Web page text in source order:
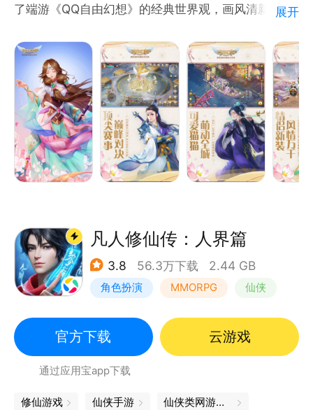
了端游《QQ自由幻想》的经典世界观，画风清新唯
MMO玩家提供多维度，低压力的休闲社交体验。
展开
凡人修仙传：人界篇
3.8 56.3万下载 2.44 GB
角色扮演 MMORPG 仙侠
官方下载 云游戏
通过应用宝app下载
修仙游戏 仙侠手游 仙侠类网游排行榜